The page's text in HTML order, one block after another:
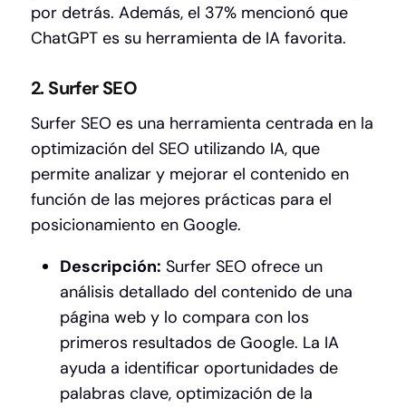
por detrás. Además, el 37% mencionó que
ChatGPT es su herramienta de IA favorita.
2. Surfer SEO
Surfer SEO es una herramienta centrada en la
optimización del SEO utilizando IA, que
permite analizar y mejorar el contenido en
función de las mejores prácticas para el
posicionamiento en Google.
Descripción: Surfer SEO ofrece un
análisis detallado del contenido de una
página web y lo compara con los
primeros resultados de Google. La IA
ayuda a identificar oportunidades de
palabras clave, optimización de la